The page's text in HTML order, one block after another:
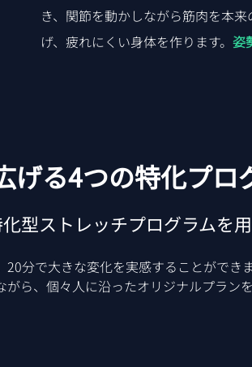
き、関節を動かしながら筋肉を本来
げ、疲れにくい身体を作ります。 姿
げる4つの特化プロ
型ストレッチプログラムを
分で大きな変化を実感することができ
ら、個々人に沿ったオリジナルプランを